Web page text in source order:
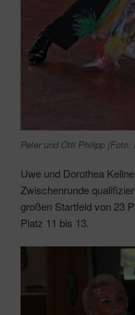
Peter und Otti Philipp (Foto:
Uwe und Dorothea
Zwischenrunde
großen Startfeld von 23
Platz 11 bis 13.